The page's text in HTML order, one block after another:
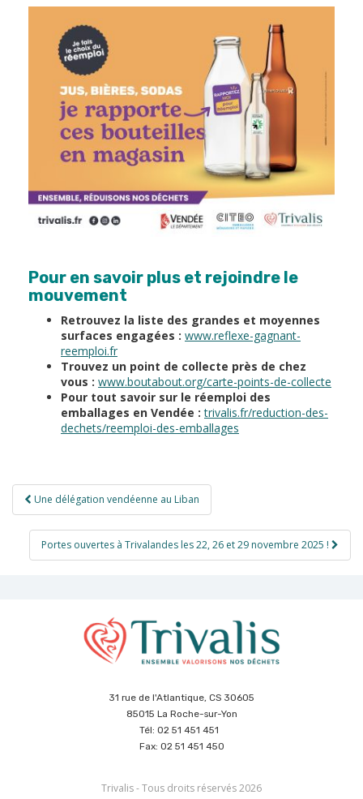
Pour en savoir plus et rejoindre le
mouvement
Retrouvez la liste des grandes et moyennes
surfaces engagées : www.reflexe-gagnant-
reemploi.fr
Trouvez un point de collecte près de chez
vous : www.boutabout.org/carte-points-de-collecte
Pour tout savoir sur le réemploi des
emballages en Vendée :trivalis.fr/reduction-des-
dechets/reemploi-des-emballages
Navigation
de
l’article
Une délégation vendéenne au Liban
Portes ouvertes à Trivalandes les 22, 26 et 29 novembre 2025 !
31 rue de l'Atlantique, CS 30605
85015 La Roche-sur-Yon
Tél: 02 51 451 451
Fax: 02 51 451 450
Trivalis - Tous droits réservés 2026